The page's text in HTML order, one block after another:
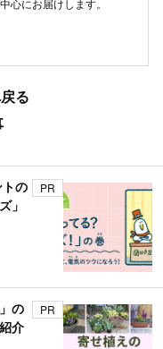
心にお届けします。
る
の
」
PR
の
介
PR